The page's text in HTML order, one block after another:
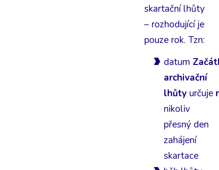
skartační lhůty
– rozhodující je
pouze rok. Tzn:
datum
archivační
lhůty určuje
nikoliv
přesný den
zahájení
skartace